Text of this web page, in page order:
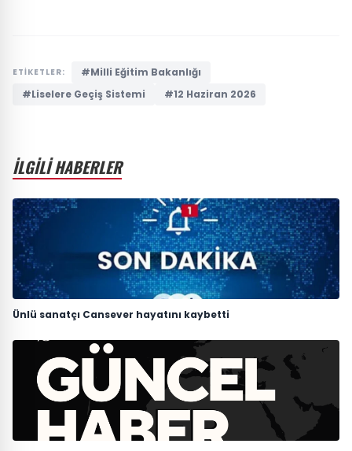
ETİKETLER:
#Milli Eğitim Bakanlığı
#Liselere Geçiş Sistemi
#12 Haziran 2026
İLGİLİ HABERLER
Ünlü sanatçı Cansever hayatını kaybetti